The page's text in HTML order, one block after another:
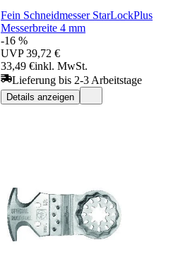
Fein Schneidmesser StarLockPlus
Messerbreite 4 mm
-16 %
UVP 39,72 €
33,49 €inkl. MwSt.
Lieferung bis 2-3 Arbeitstage
Details anzeigen